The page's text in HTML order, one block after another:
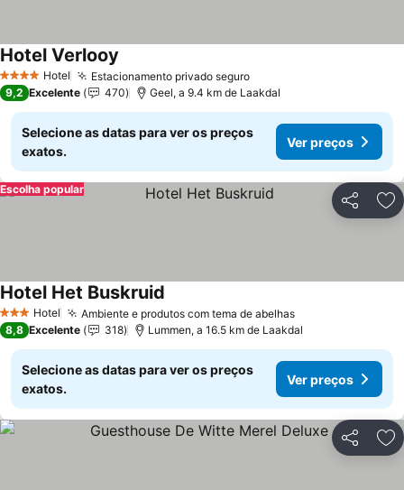
4 EstrelasHotel Estacionamento privado seguroVer preços
Hotel Verlooy
9,2 Excelente 470 Geel, a 9.4 km de Laakdal
Selecione as datas para ver os preços
exatos.
Ver preços
Partilhar
Escolha popular
3 EstrelasHotel Ambiente e produtos com tema de abelhasVer preços
Hotel Het Buskruid
8,8 Excelente 318 Lummen, a 16.5 km de Laakdal
Selecione as datas para ver os preços
exatos.
Ver preços
Partilhar